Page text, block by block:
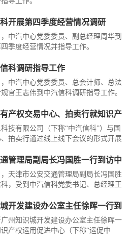
开展第四季度经营情况调研
，中汽中心党委委员、副总经理周华到
季度经营情况并指导工作。
科调研指导工作
，中汽中心党委委员、总会计师、总法
官王志伟到中汽信科调研指导工作。
产权交易中心、拍卖行就知识产
探讨交流
技有限公司（下称“中汽信科”）与国
拍卖行通过线上线下会议的形式开展
有产权交易中心、拍卖行相关业务负
关人员参会。
管理局副局长冯国胜一行到访中
，天津市公安交通管理局副局长冯国胜
，受到中汽信科党委书记、总经理王
行了深入交流。
开发建设办公室主任徐晖一行到
权运用促进中心调研
广州知识城开发建设办公室主任徐晖一
产权运用促进中心（下称“运促中